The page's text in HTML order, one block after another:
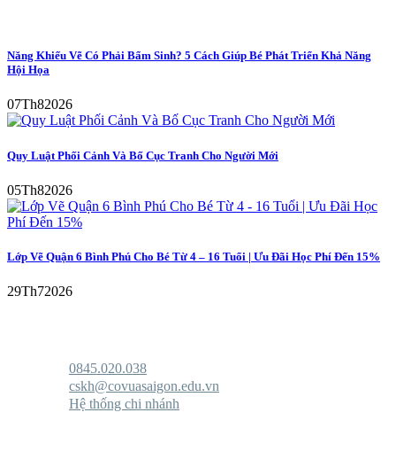
Năng Khiếu Vẽ Có Phải Bẩm Sinh? 5 Cách Giúp Bé Phát Triển Khả Năng
Hội Họa
07Th82026
Quy Luật Phối Cảnh Và Bố Cục Tranh Cho Người Mới
05Th82026
Lớp Vẽ Quận 6 Bình Phú Cho Bé Từ 4 – 16 Tuổi | Ưu Đãi Học Phí Đến 15%
29Th72026
0845.020.038
cskh@covuasaigon.edu.vn
Hệ thống chi nhánh